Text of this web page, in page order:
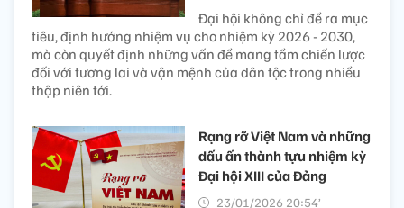
Đại hội không chỉ đề ra mục
tiêu, định hướng nhiệm vụ cho nhiệm kỳ 2026 - 2030,
mà còn quyết định những vấn đề mang tầm chiến lược
đối với tương lai và vận mệnh của dân tộc trong nhiều
thập niên tới.
Rạng rỡ Việt Nam và những
dấu ấn thành tựu nhiệm kỳ
Đại hội XIII của Đảng
23/01/2026 20:54’